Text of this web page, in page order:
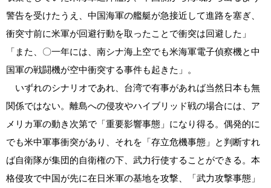
警告を受けたうえ、中国海軍の艦艇が急接近して進路を塞ぎ、
衝突寸前に米軍が回避行動を取ったことで衝突は回避した」
「また、〇一年には、南シナ海上空でも米海軍電子偵察機と中
国軍の戦闘機が空中衝突する事件も起きた」。
いずれのシナリオであれ、台湾で有事があれば当然日本も無
関係ではない。離島への侵攻やハイブリッド戦の場合には、ア
メリカ軍の動き次第で「重要影響事態」になり得る。偶発的に
でも米中軍事衝突があり、それを「存立危機事態」と判断すれ
ば自衛隊が集団的自衛権の下、武力行使することができる。本
格侵攻で中国が先に在日米軍の基地を攻撃、「武力攻撃事態」